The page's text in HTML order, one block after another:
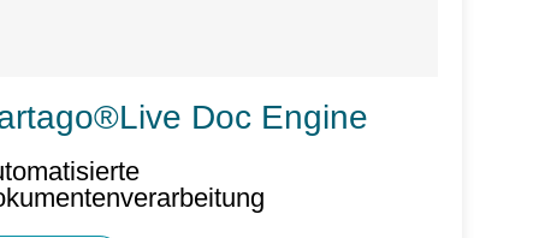
Doc Engine